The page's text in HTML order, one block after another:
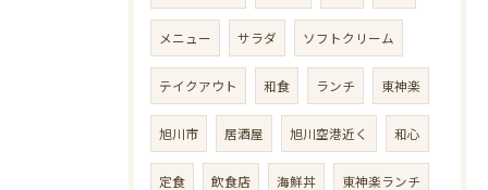
メニュー サラダ ソフトクリーム
テイクアウト 和食 ランチ 東神楽
旭川市 居酒屋 旭川空港近く 和心
定食 飲食店 海鮮丼 東神楽ランチ